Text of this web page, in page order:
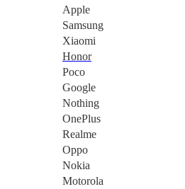
Apple
Samsung
Xiaomi
Honor
Poco
Google
Nothing
OnePlus
Realme
Oppo
Nokia
Motorola